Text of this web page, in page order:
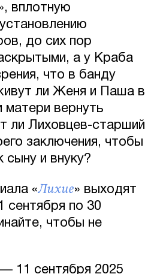
вплотную
до сих пор
а у Краба
что в банду
ли Женя и Паша в
матери вернуть
ли Лиховцев-старший
заключения, чтобы
сыну и внуку?
«Лихие» выходят
сентября по 30
чтобы не
11 сентября 2025